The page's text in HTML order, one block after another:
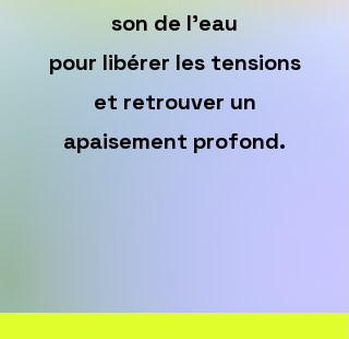
son de l’eau
pour libérer les tensions
et retrouver un
apaisement profond.